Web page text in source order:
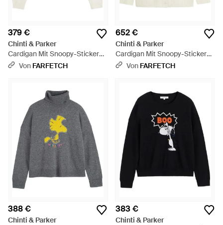
379 €
Chinti & Parker
Cardigan Mit Snoopy-Stickerei
- Weiß
Von FARFETCH
652 €
Chinti & Parker
Cardigan Mit Snoopy-Stickerei
- Weiß
Von FARFETCH
388 €
Chinti & Parker
383 €
Chinti & Parker